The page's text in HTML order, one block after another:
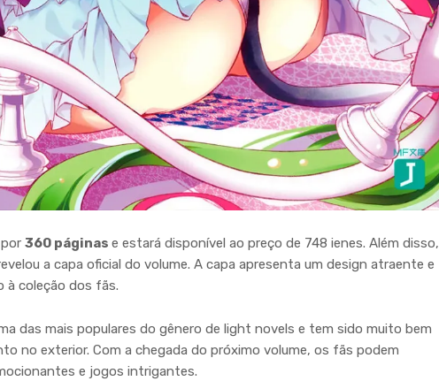
360 páginas e estará disponível ao preço de 748 ienes. Além disso,
a capa oficial do volume. A capa apresenta um design atraente e
à coleção dos fãs.
das mais populares do gênero de light novels e tem sido muito bem
no exterior. Com a chegada do próximo volume, os fãs podem
e jogos intrigantes.